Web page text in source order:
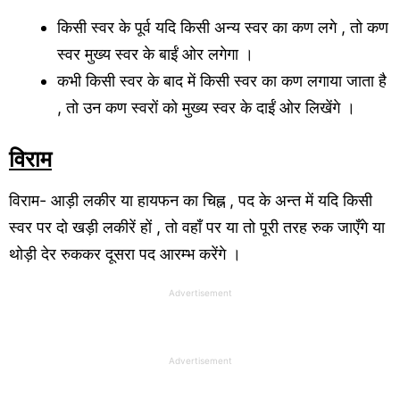
किसी स्वर के पूर्व यदि किसी अन्य स्वर का कण लगे , तो कण
स्वर मुख्य स्वर के बाईं ओर लगेगा ।
कभी किसी स्वर के बाद में किसी स्वर का कण लगाया जाता है
, तो उन कण स्वरों को मुख्य स्वर के दाईं ओर लिखेंगे ।
विराम
विराम- आड़ी लकीर या हायफन का चिह्न , पद के अन्त में यदि किसी
स्वर पर दो खड़ी लकीरें हों , तो वहाँ पर या तो पूरी तरह रुक जाएँगे या
थोड़ी देर रुककर दूसरा पद आरम्भ करेंगे ।
Advertisement
Advertisement